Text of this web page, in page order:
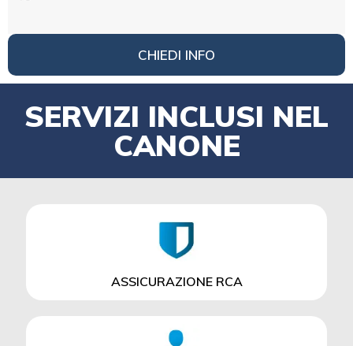
CHIEDI INFO
SERVIZI INCLUSI NEL
CANONE
ASSICURAZIONE RCA